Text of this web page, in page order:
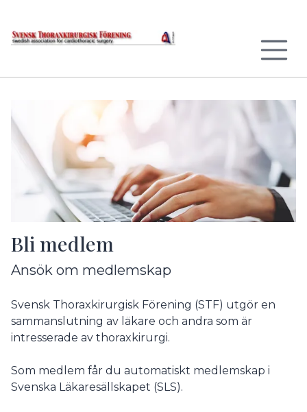
Bli medlem
Ansök om medlemskap
Svensk Thoraxkirurgisk Förening (STF) utgör en
sammanslutning av läkare och andra som är
intresserade av thoraxkirurgi.
Som medlem får du automatiskt medlemskap i
Svenska Läkaresällskapet (SLS).